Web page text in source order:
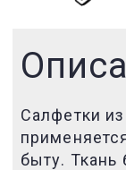
Салфетки
быту. Ткань